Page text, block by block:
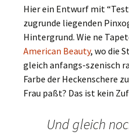
Hier ein Entwurf mit
zugrunde liegenden
Hintergrund. Wie ne
American Beauty, wo die
gleich anfangs-szenisch
Farbe der Heckenschere
Frau paßt? Das ist kein
Und gleich